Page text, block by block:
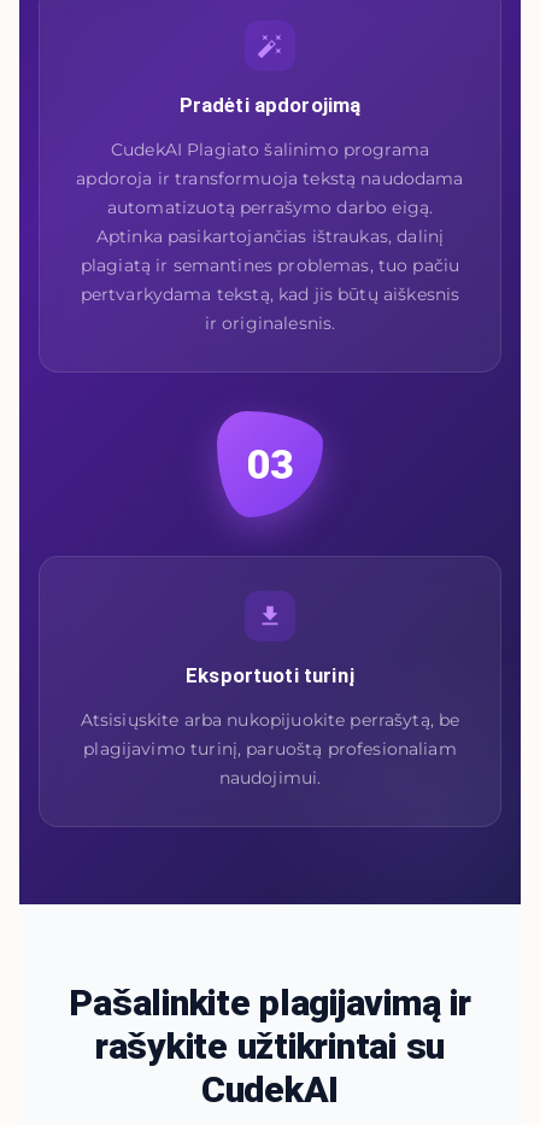
Pradėti apdorojimą
CudekAI Plagiato šalinimo programa
apdoroja ir transformuoja tekstą naudodama
automatizuotą perrašymo darbo eigą.
Aptinka pasikartojančias ištraukas, dalinį
plagiatą ir semantines problemas, tuo pačiu
pertvarkydama tekstą, kad jis būtų aiškesnis
ir originalesnis.
03
Eksportuoti turinį
Atsisiųskite arba nukopijuokite perrašytą, be
plagijavimo turinį, paruoštą profesionaliam
naudojimui.
Pašalinkite plagijavimą ir
rašykite užtikrintai su
CudekAI